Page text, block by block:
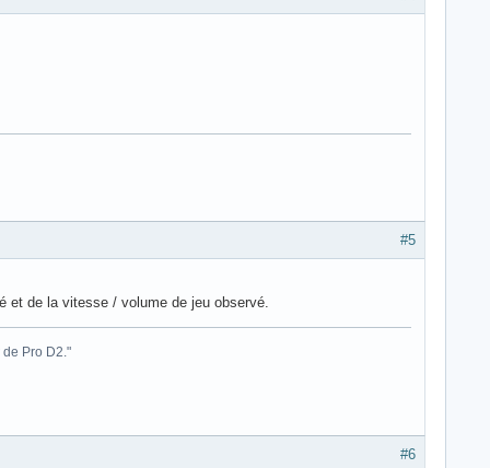
#5
et de la vitesse / volume de jeu observé.
Pro D2."
#6